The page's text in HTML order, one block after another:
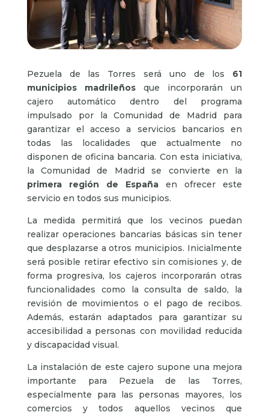
Pezuela de las Torres será uno de los 61
municipios madrileñosque incorporarán un
cajero automático dentro del programa
impulsado por la Comunidad de Madrid para
garantizar el acceso a servicios bancarios en
todas las localidades que actualmente no
disponen de oficina bancaria. Con esta iniciativa,
la Comunidad de Madrid se convierte en la
primera región de España en ofrecer este
servicio en todos sus municipios.
La medida permitirá que los vecinos puedan
realizar operaciones bancarias básicas sin tener
que desplazarse a otros municipios. Inicialmente
será posible retirar efectivo sin comisiones y, de
forma progresiva, los cajeros incorporarán otras
funcionalidades como la consulta de saldo, la
revisión de movimientos o el pago de recibos.
Además, estarán adaptados para garantizar su
accesibilidad a personas con movilidad reducida
y discapacidad visual.
La instalación de este cajero supone una mejora
importante para Pezuela de las Torres,
especialmente para las personas mayores, los
comercios y todos aquellos vecinos que